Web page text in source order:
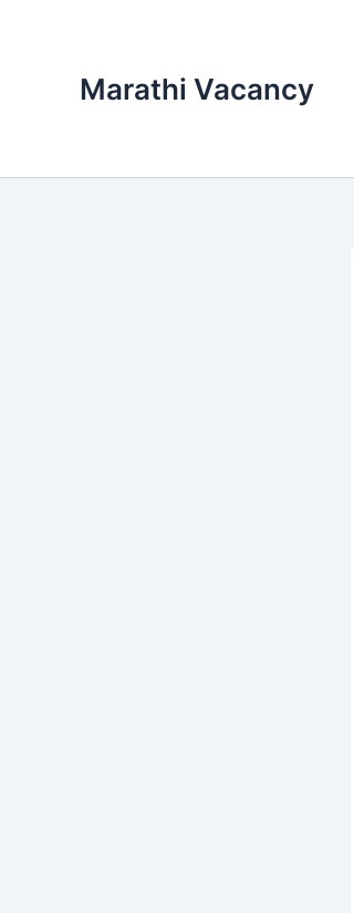
Marathi Vacancy